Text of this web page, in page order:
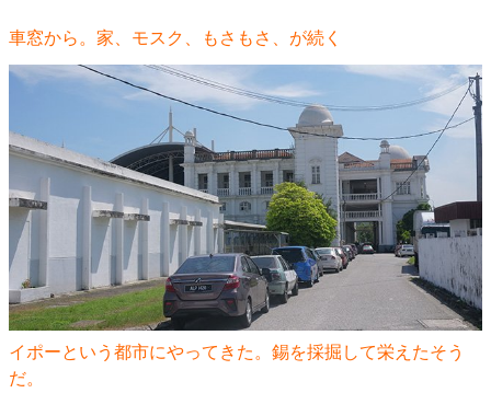
車窓から。家、モスク、もさもさ、が続く
イポーという都市にやってきた。錫を採掘して栄えたそう
だ。